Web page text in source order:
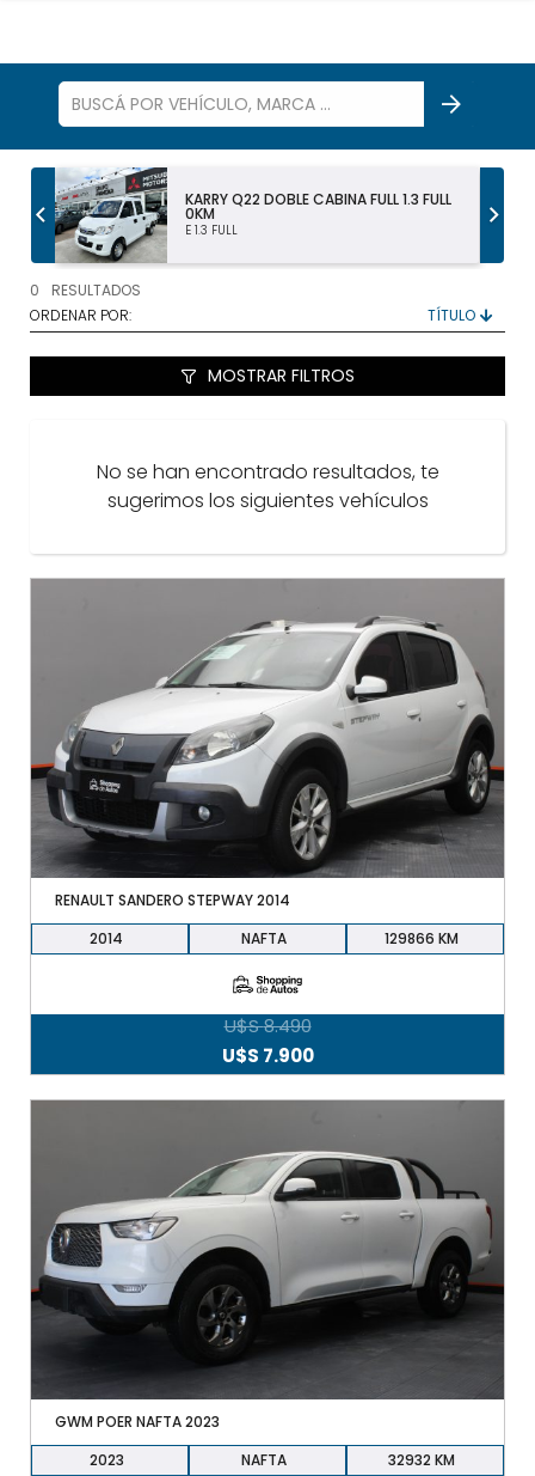
TODOS LOS VEHÍCULOS
PICKUP Y DOBLE CABINA
VENDÉ
+598 91 372 694
KARRY Q22 DOBLE CABINA FULL 1.3 FULL
0KM
E 1.3 FULL
0
RESULTADOS
ORDENAR POR:
MOSTRAR FILTROS
No se han encontrado resultados, te
sugerimos los siguientes vehículos
RENAULT SANDERO STEPWAY 2014
2014
NAFTA 129866
U$S8.490
El
era:
U$S
8.490.
U$S 7.900El
es:
U$S
GWM POER NAFTA 2023
2023
NAFTA 32932